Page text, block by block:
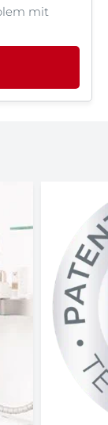
mit